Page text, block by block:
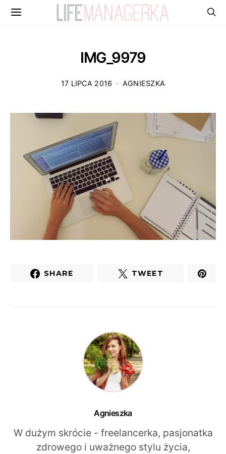
IMG_9979
17 LIPCA 2016 AGNIESZKA
SHARE TWEET
Agnieszka
W dużym skrócie - freelancerka, pasjonatka
zdrowego i uważnego stylu życia,